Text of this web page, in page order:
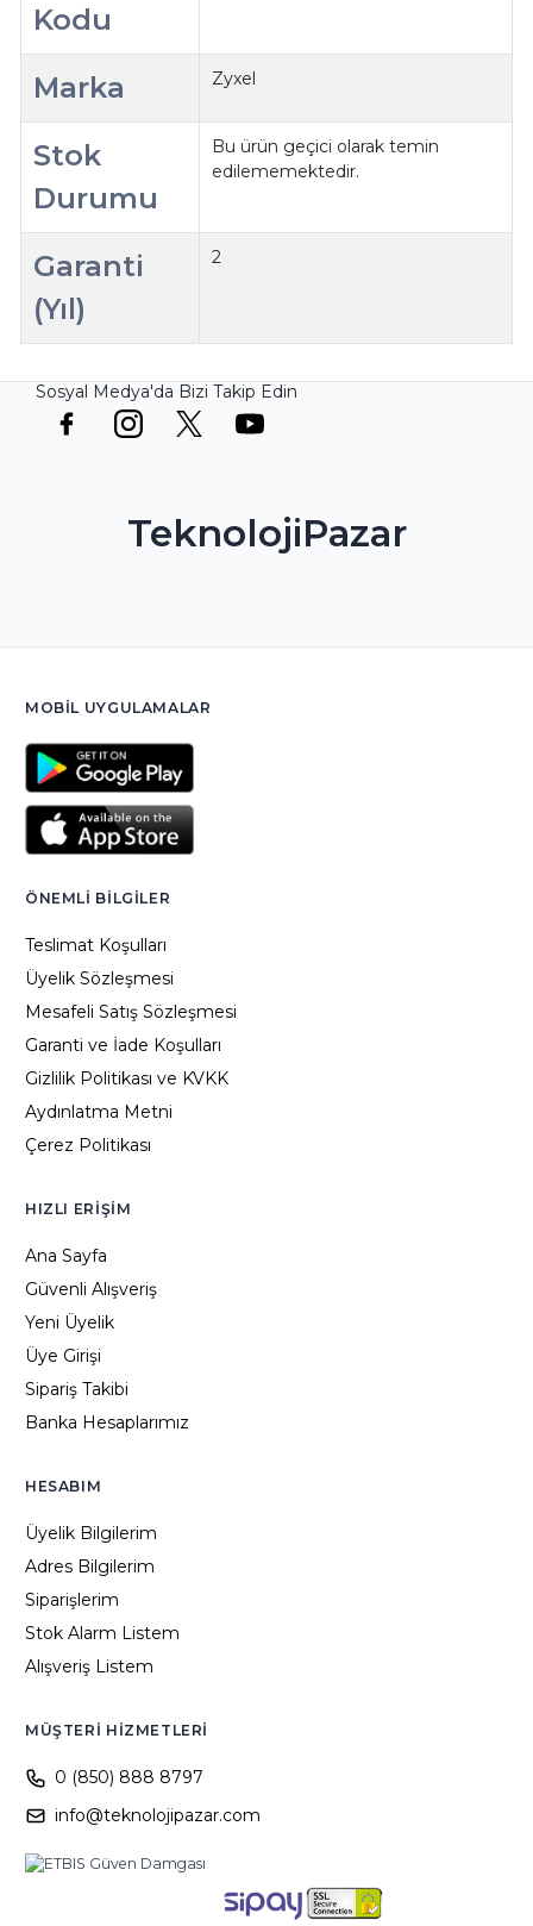
Kodu
Marka Zyxel
Stok
Durumu
Bu ürün geçici olarak temin
edilememektedir.
Garanti
(Yıl)
2
Sosyal Medya'da Bizi Takip Edin
TeknolojiPazar
MOBIL UYGULAMALAR
ÖNEMLI BILGILER
Teslimat Koşulları
Üyelik Sözleşmesi
Mesafeli Satış Sözleşmesi
Garanti ve İade Koşulları
Gizlilik Politikası ve KVKK
Aydınlatma Metni
Çerez Politikası
HIZLI ERIŞIM
Ana Sayfa
Güvenli Alışveriş
Yeni Üyelik
Üye Girişi
Sipariş Takibi
Banka Hesaplarımız
HESABIM
Üyelik Bilgilerim
Adres Bilgilerim
Siparişlerim
Stok Alarm Listem
Alışveriş Listem
MÜŞTERI HIZMETLERI
0 (850) 888 8797
info@teknolojipazar.com